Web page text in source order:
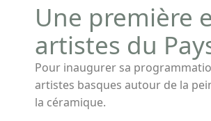
Une première
artistes du
Pour inaugurer sa
artistes basques autour de la
la céramique.